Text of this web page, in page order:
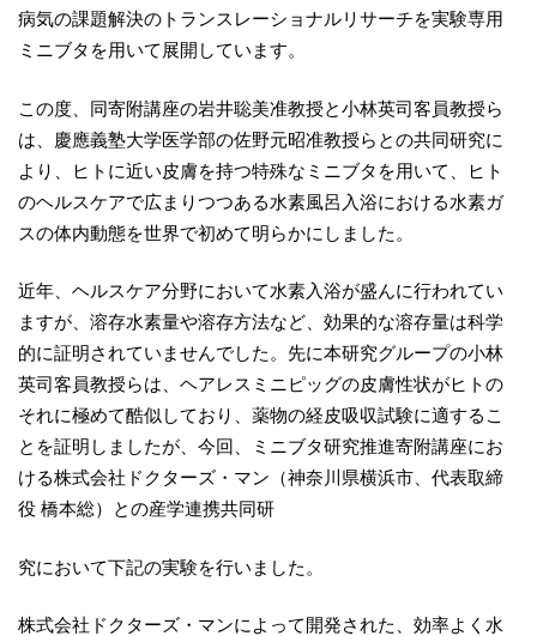
病気の課題解決のトランスレーショナルリサーチを実験専用
ミニブタを用いて展開しています。
この度、同寄附講座の岩井聡美准教授と小林英司客員教授ら
は、慶應義塾大学医学部の佐野元昭准教授らとの共同研究に
より、ヒトに近い皮膚を持つ特殊なミニブタを用いて、ヒト
のヘルスケアで広まりつつある水素風呂入浴における水素ガ
スの体内動態を世界で初めて明らかにしました。
近年、ヘルスケア分野において水素入浴が盛んに行われてい
ますが、溶存水素量や溶存方法など、効果的な溶存量は科学
的に証明されていませんでした。先に本研究グループの小林
英司客員教授らは、ヘアレスミニピッグの皮膚性状がヒトの
それに極めて酷似しており、薬物の経皮吸収試験に適するこ
とを証明しましたが、今回、ミニブタ研究推進寄附講座にお
ける株式会社ドクターズ・マン（神奈川県横浜市、代表取締
役 橋本総）との産学連携共同研
究において下記の実験を行いました。
株式会社ドクターズ・マンによって開発された、効率よく水